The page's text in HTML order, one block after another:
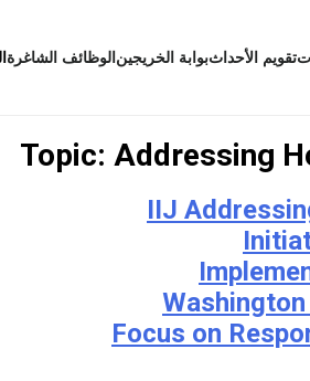
تقويم الأحداثبوابة الخريجينالوظائف الشاغرة
Topic: Addressing
IIJ
Focus on